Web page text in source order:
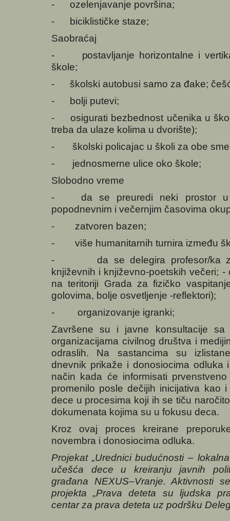
- ozelenjavanje površina;
- biciklističke staze;
Saobraćaj
- postavljanje horizontalne i
škole;
- školski autobusi samo za đake;
- bolji putevi;
- osigurati bezbednost učenika u
treba da ulaze kolima u dvorište);
- školski policajac u školi za obe
- jednosmerne ulice oko škole;
Slobodno vreme
- da se preuredi neki prostor u
popodnevnim i večernjim časovima
- zatvoren bazen;
- više humanitarnih turnira između
- da se delegira profesor/ka za
književnih i književno-poetskih večeri;
na teritoriji Grada za fizičko
golovima, bolje osvetljenje -reflektori);
- organizovanje igranki;
Završene su i javne konsultacije sa
organizacijama civilnog društva i
odraslih. Na sastancima su
dnevnik prikaže i donosiocima odluka
način kada će informisati
promenilo posle dečijih inicijativa kao
dece u procesima koji ih se tiču
dokumenata kojima su u fokusu deca.
Kroz ovaj proces kreirane
novembra i donosiocima odluka.
Projekat „Urednici budućnosti –
učešća dece u kreiranju javnih
građana NEXUS–Vranje. Aktivnosti
projekta „Prava deteta su ljudska
centar za prava deteta uz podršku